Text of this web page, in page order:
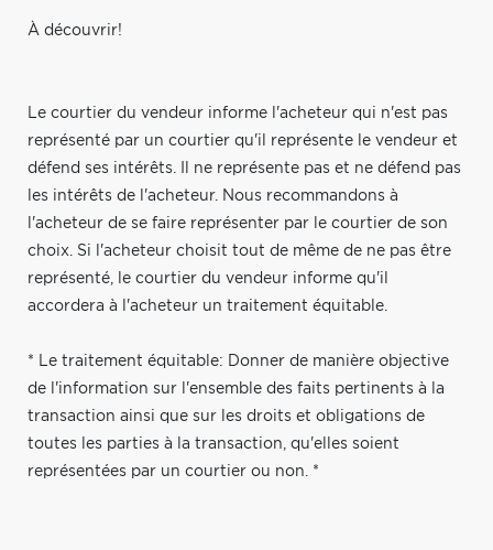
À découvrir!
Le courtier du vendeur informe l'acheteur qui n'est pas
représenté par un courtier qu'il représente le vendeur et
défend ses intérêts. Il ne représente pas et ne défend pas
les intérêts de l'acheteur. Nous recommandons à
l'acheteur de se faire représenter par le courtier de son
choix. Si l'acheteur choisit tout de même de ne pas être
représenté, le courtier du vendeur informe qu'il
accordera à l'acheteur un traitement équitable.
* Le traitement équitable: Donner de manière objective
de l'information sur l'ensemble des faits pertinents à la
transaction ainsi que sur les droits et obligations de
toutes les parties à la transaction, qu'elles soient
représentées par un courtier ou non. *